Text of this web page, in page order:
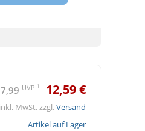
UVP 1 12,59 €
MwSt. zzgl.Versand
Artikel auf Lager